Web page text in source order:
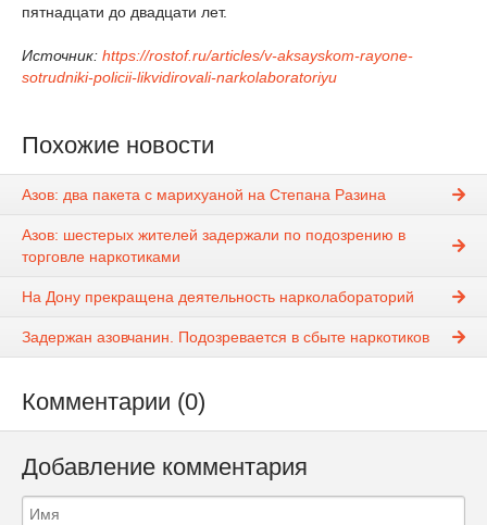
пятнадцати до двадцати лет.
Источник: https://rostof.ru/articles/v-aksayskom-rayone-
sotrudniki-policii-likvidirovali-narkolaboratoriyu
Похожие новости
Азов: два пакета с марихуаной на Степана Разина
Азов: шестерых жителей задержали по подозрению в
торговле наркотиками
На Дону прекращена деятельность нарколабораторий
Задержан азовчанин. Подозревается в сбыте наркотиков
Комментарии (0)
Добавление комментария